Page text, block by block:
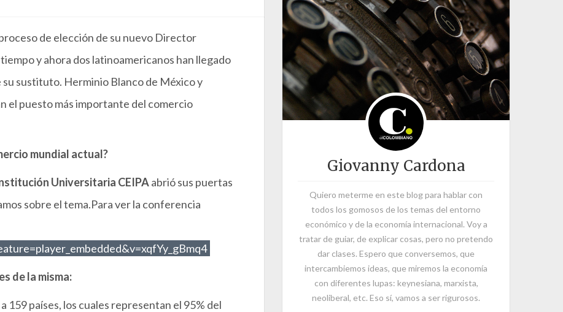
de elección de su nuevo Director
y ahora dos latinoamericanos han llegado
su sustituto. Herminio Blanco de México y
el puesto más importante del comercio
mundial actual?
Universitaria CEIPAabrió sus puertas
sobre el tema.Para ver la conferencia
de la misma:
159 países, los cuales representan el 95% del
Giovanny Cardona
Quiero meterme en este blog para hablar con
todos los gomosos de los temas del entorno
económico y de la economía internacional. Voy a
tratar de guiar, de explicar cosas, pero no pretendo
dar clases. Espero que conversemos, que
intercambiemos ideas, que miremos la economía
con diferentes lupas: keynesiana, marxista,
neoliberal, etc. Eso sí, vamos a ser rigurosos.